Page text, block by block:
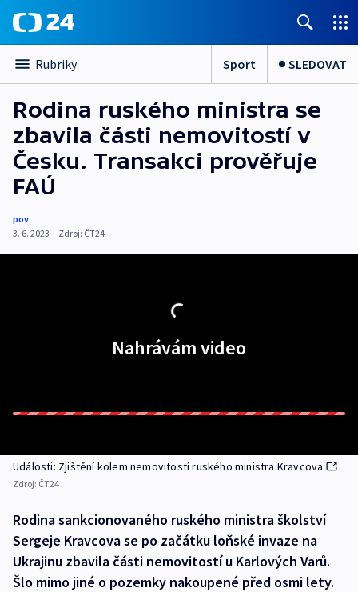
Rubriky Sport SLEDOVAT
Rodina ruského ministra se
zbavila části nemovitostí v
Česku. Transakci prověřuje
FAÚ
pov
3. 6. 2023 | Zdroj: ČT24
Nahrávám video
Události: Zjištění kolem nemovitostí ruského ministra Kravcova
Zdroj: ČT24
Rodina sankcionovaného ruského ministra školství
Sergeje Kravcova se po začátku loňské invaze na
Ukrajinu zbavila části nemovitostí u Karlových Varů.
Šlo mimo jiné o pozemky nakoupené před osmi lety.